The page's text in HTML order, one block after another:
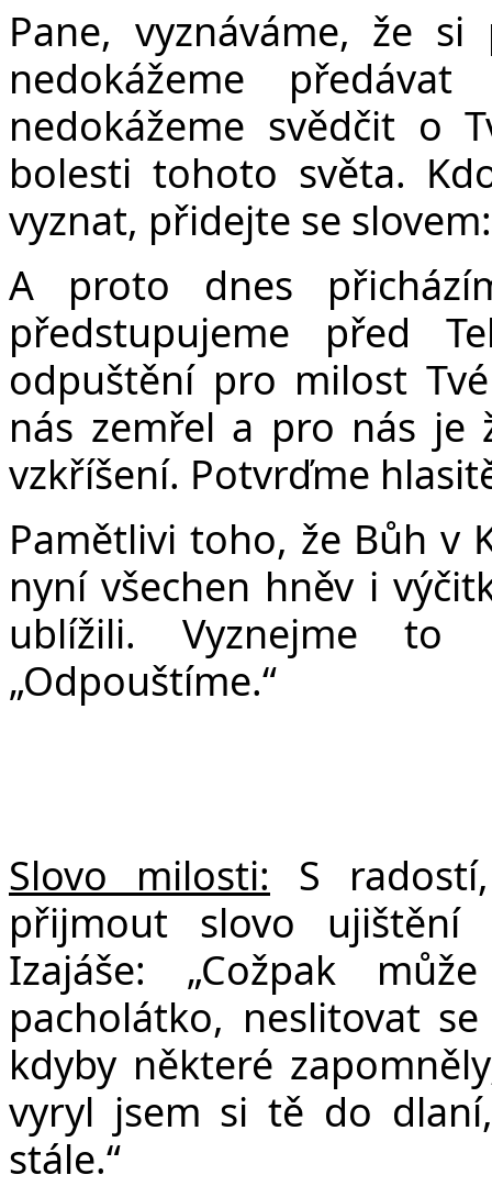
Pane, vyznáváme, že
nedokážeme
nedokážeme svědčit o
bolesti tohoto světa.
vyznat, přidejte se
A proto dnes
předstupujeme před
odpuštění pro milost
nás zemřel a pro nás je
vzkříšení. Potvrďme
Pamětlivi toho, že Bůh v
nyní všechen hněv i
ublížili. Vyznejme to
„Odpouštíme.“
Slovo milosti: S
přijmout slovo
Izajáše: „Cožpak
pacholátko, neslitovat
kdyby některé
vyryl jsem si tě do
stále.“